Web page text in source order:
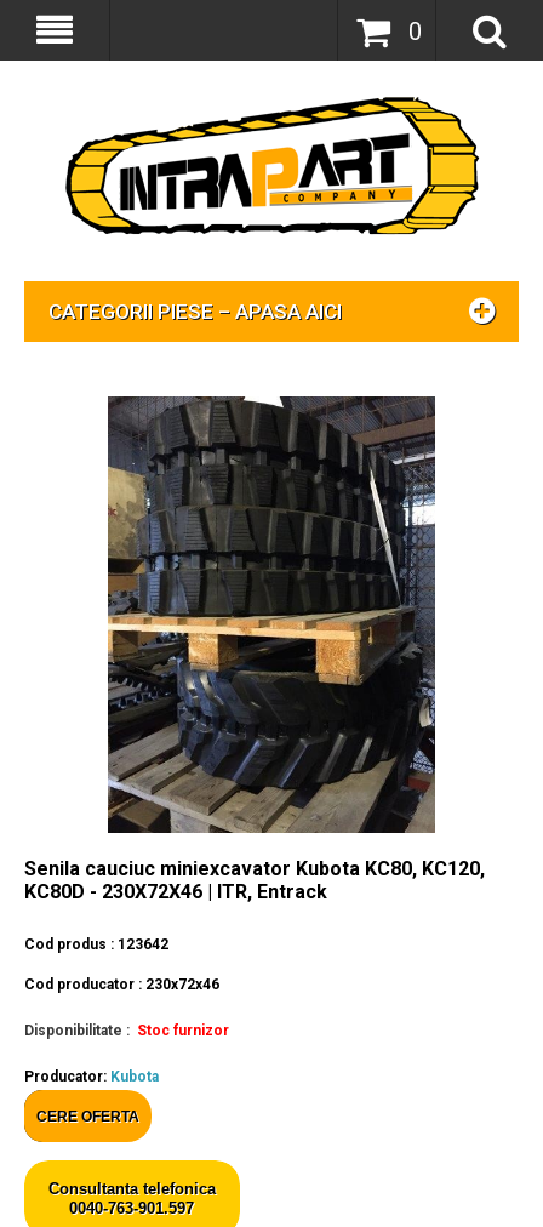
0
CATEGORII PIESE – APASA AICI
Senila cauciuc miniexcavator Kubota KC80, KC120,
KC80D - 230X72X46 | ITR, Entrack
Cod produs : 123642
Cod producator : 230x72x46
Disponibilitate : Stoc furnizor
Producator: Kubota
CERE OFERTA
Consultanta telefonica
0040-763-901.597